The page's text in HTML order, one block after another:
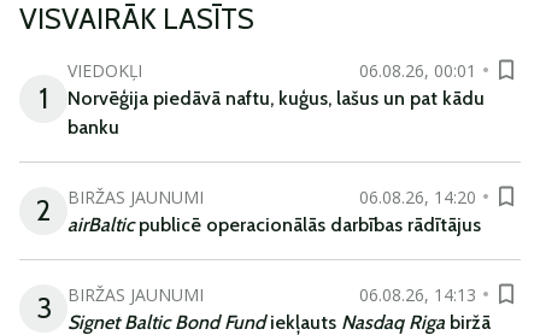
VISVAIRĀK LASĪTS
1
VIEDOKĻI
06.08.26, 00:01
Norvēģija piedāvā naftu, kuģus, lašus un pat kādu
banku
2 BIRŽAS JAUNUMI
06.08.26, 14:20
airBalticpublicē operacionālās darbības rādītājus
3 BIRŽAS JAUNUMI
06.08.26, 14:13
Signet Baltic Bond Fundiekļauts Nasdaq Riga biržā